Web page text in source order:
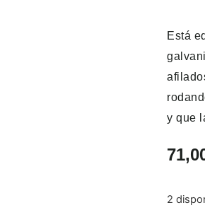
Está
y que
2